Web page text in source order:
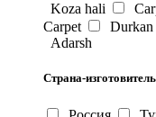
Koza hali
Carpet
Durkan
Adarsh
Страна-изготовитель